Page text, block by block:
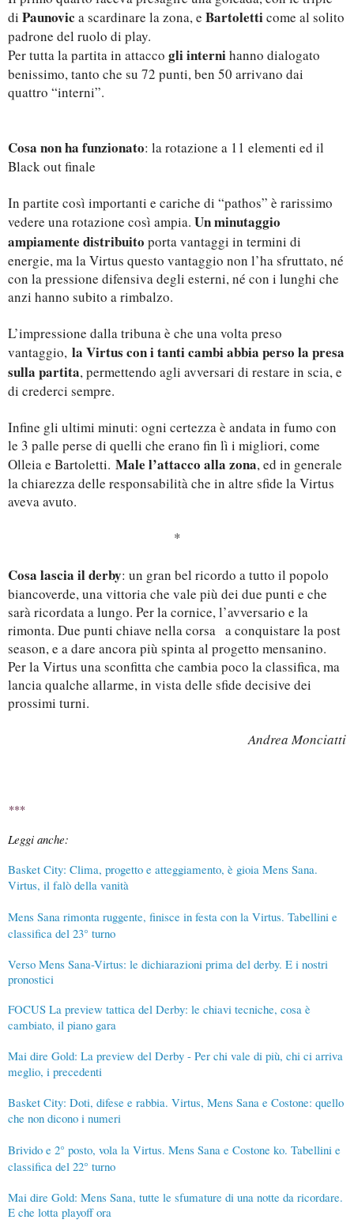
di Paunovic a scardinare la zona, e Bartoletticome al solito
padrone del ruolo di play.
Per tutta la partita in attacco gli internihanno dialogato
benissimo, tanto che su 72 punti, ben 50 arrivano dai
quattro “interni”.
Cosa non ha funzionato: la rotazione a 11 elementi ed il
Black out finale
In partite così importanti e cariche di “pathos” è rarissimo
vedere una rotazione così ampia. Un minutaggio
ampiamente distribuito porta vantaggi in termini di
energie, ma la Virtus questo vantaggio non l’ha sfruttato, né
con la pressione difensiva degli esterni, né con i lunghi che
anzi hanno subito a rimbalzo.
L’impressione dalla tribuna è che una volta preso
vantaggio, la Virtus con i tanti cambi abbia perso la presa
sulla partita, permettendo agli avversari di restare in scia, e
di crederci sempre.
Infine gli ultimi minuti: ogni certezza è andata in fumo con
le 3 palle perse di quelli che erano fin lì i migliori, come
Olleia e Bartoletti. Male l’attacco alla zona, ed in generale
la chiarezza delle responsabilità che in altre sfide la Virtus
aveva avuto.
*
Cosa lascia il derby: un gran bel ricordo a tutto il popolo
biancoverde, una vittoria che vale più dei due punti e che
sarà ricordata a lungo. Per la cornice, l’avversario e la
rimonta. Due punti chiave nella corsa a conquistare la post
season, e a dare ancora più spinta al progetto mensanino.
Per la Virtus una sconfitta che cambia poco la classifica, ma
lancia qualche allarme, in vista delle sfide decisive dei
prossimi turni.
Andrea Monciatti
***
Leggi anche:
Basket City: Clima, progetto e atteggiamento, è gioia Mens Sana.
Virtus, il falò della vanità
Mens Sana rimonta ruggente, finisce in festa con la Virtus. Tabellini e
classifica del 23° turno
Verso Mens Sana-Virtus: le dichiarazioni prima del derby. E i nostri
pronostici
FOCUS La preview tattica del Derby: le chiavi tecniche, cosa è
cambiato, il piano gara
Mai dire Gold: La preview del Derby - Per chi vale di più, chi ci arriva
meglio, i precedenti
Basket City: Doti, difese e rabbia. Virtus, Mens Sana e Costone: quello
che non dicono i numeri
Brivido e 2° posto, vola la Virtus. Mens Sana e Costone ko. Tabellini e
classifica del 22° turno
Mai dire Gold: Mens Sana, tutte le sfumature di una notte da ricordare.
E che lotta playoff ora